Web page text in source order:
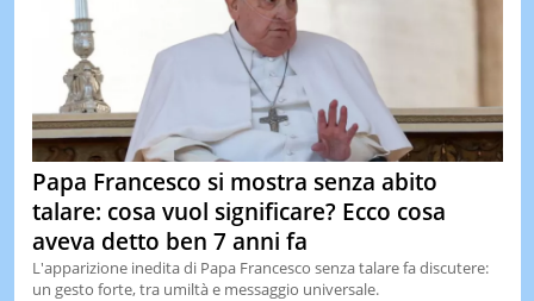
Papa Francesco si mostra senza abito
talare: cosa vuol significare? Ecco cosa
aveva detto ben 7 anni fa
L'apparizione inedita di Papa Francesco senza talare fa discutere:
un gesto forte, tra umiltà e messaggio universale.